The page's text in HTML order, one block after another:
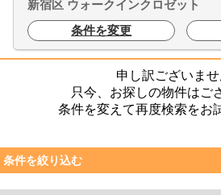
新宿区 ウォークインクロゼット
条件を変更
申し訳ございませ
只今、お探しの物件はご
条件を変えて再度検索をお
条件を絞り込む